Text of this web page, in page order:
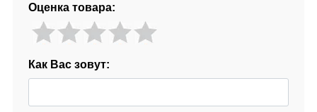
Оценка товара:
Как Вас зовут: